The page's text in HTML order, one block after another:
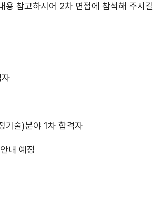
용 참고하시어 2차 면접에 참석해 주시길
기술)분야 1차 합격자
내 예정